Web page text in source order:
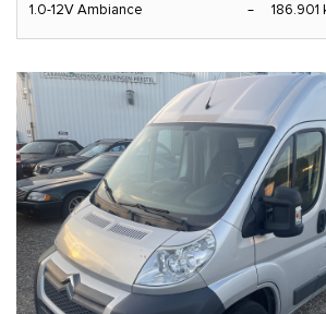
1.0-12V Ambiance 186.901